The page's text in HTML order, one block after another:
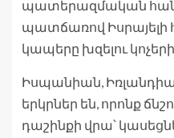
պատերազմական
պատճառով
կապերը խզելու
Իսպանիան,
երկրներ են, որոնք
դաշինքի վրա՝